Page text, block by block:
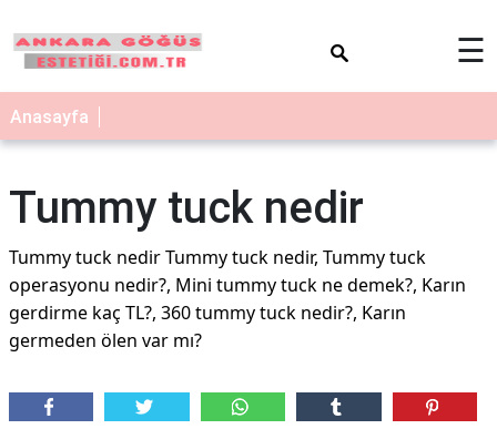
☰
Anasayfa
Tummy tuck nedir
Tummy tuck nedir Tummy tuck nedir, Tummy tuck
operasyonu nedir?, Mini tummy tuck ne demek?, Karın
gerdirme kaç TL?, 360 tummy tuck nedir?, Karın
germeden ölen var mı?